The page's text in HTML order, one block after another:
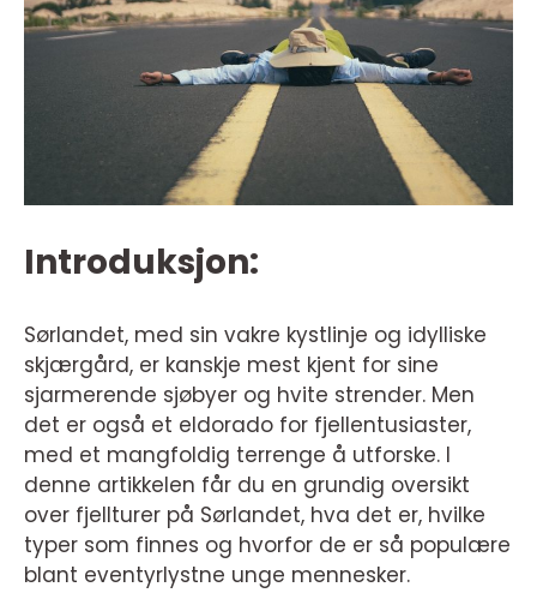
Introduksjon:
Sørlandet, med sin vakre kystlinje og idylliske
skjærgård, er kanskje mest kjent for sine
sjarmerende sjøbyer og hvite strender. Men
det er også et eldorado for fjellentusiaster,
med et mangfoldig terrenge å utforske. I
denne artikkelen får du en grundig oversikt
over fjellturer på Sørlandet, hva det er, hvilke
typer som finnes og hvorfor de er så populære
blant eventyrlystne unge mennesker.